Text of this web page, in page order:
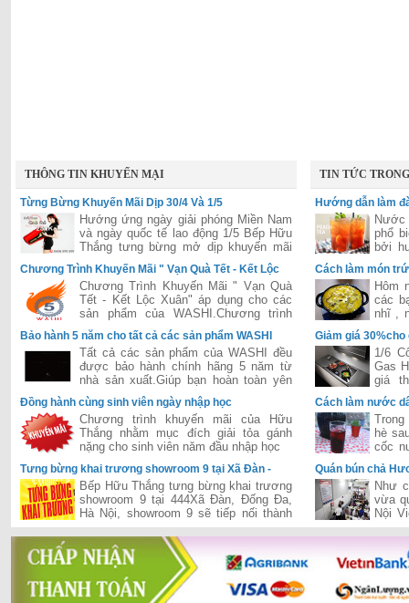
THÔNG TIN KHUYẾN MẠI
Từng Bừng Khuyến Mãi Dịp 30/4 Và 1/5
Hướng ứng ngày giải phóng Miền Nam
và ngày quốc tế lao động 1/5 Bếp Hữu
Thắng tưng bừng mở dịp khuyến mãi
lớn áp dụng cho tất các hệ thống của
Hữu Thắng trên toàn quốc
Chương Trình Khuyến Mãi " Vạn Quà Tết - Kết Lộc
Chương Trình Khuyến Mãi " Vạn Quà
Tết - Kết Lộc Xuân" áp dụng cho các
sản phẩm của WASHI.Chương trình
được đánh giá là lớn nhất năm 2015
của hãng WASHI
Bảo hành 5 năm cho tất cả các sản phẩm WASHI
Tất cả các sản phẩm của WASHI đều
được bảo hành chính hãng 5 năm từ
nhà sản xuất.Giúp bạn hoàn toàn yên
tâm trong suốt quá trình sử dụng.
Đồng hành cùng sinh viên ngày nhập học
Chương trình khuyến mãi của Hữu
Thắng nhằm mục đích giải tỏa gánh
nặng cho sinh viên năm đầu nhập học
Tưng bừng khai trương showroom 9 tại Xã Đàn -
Đống Đa - Hà NộiBếp Hữu Thắng tưng bừng khai trương
showroom 9 tại 444Xã Đàn, Đống Đa,
Hà Nội, showroom 9 sẽ tiếp nối thành
công của chuỗi siêu thị của Hữu Thắng
đã khai trương và hiện đang vận hành
hiệu quả trên cả hai miền Nam-Bắc,
đưa Hữu Thắng gần hơn với vị trí nhà
phân phối hàng đầu bếp và thiết bị bếp
tại Việt Nam
TIN TỨC
Hướng dẫn làm
phổ
bởi
hấp
Cách làm món
Hôm
các
nhĩ ,
Giảm giá
1/6
Gas
giá
tiếng
Cách làm nước
hè
cốc
thì
Quán bún chả
khi đón TổngNhư
vừa
Nội
tổng
quán